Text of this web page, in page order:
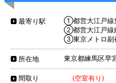
最寄り駅
①都営大江戸線
②都営大江戸線
③東京メトロ副
所在地 東京都練馬区早
間取り (空室有り)